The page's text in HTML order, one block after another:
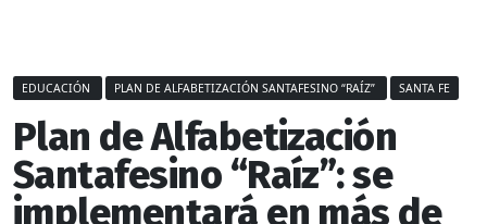
EDUCACIÓN PLAN DE ALFABETIZACIÓN SANTAFESINO “RAÍZ” SANTA FE
Plan de Alfabetización
Santafesino “Raíz”: se
implementará en más de